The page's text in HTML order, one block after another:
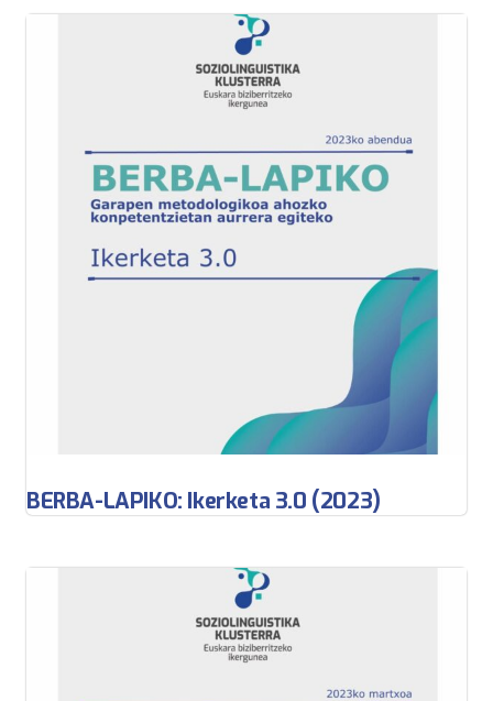
BERBA-LAPIKO: Ikerketa 3.0 (2023)